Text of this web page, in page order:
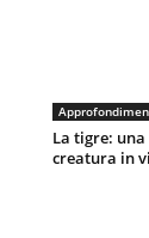
La tigre:
creatura in